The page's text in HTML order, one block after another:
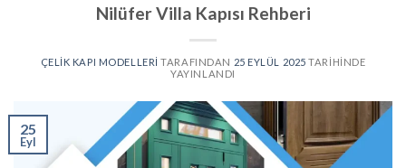
Nilüfer Villa Kapısı Rehberi
ÇELIK KAPI MODELLERI TARAFINDAN 25 EYLÜL 2025 TARIHINDE
YAYINLANDI
25
Eyl